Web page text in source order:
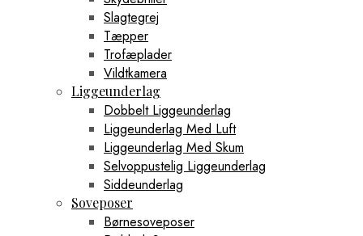
Slagtegrej
Tæpper
Trofæplader
Vildtkamera
Liggeunderlag
Dobbelt Liggeunderlag
Liggeunderlag Med Luft
Liggeunderlag Med Skum
Selvoppustelig Liggeunderlag
Siddeunderlag
Soveposer
Børnesoveposer